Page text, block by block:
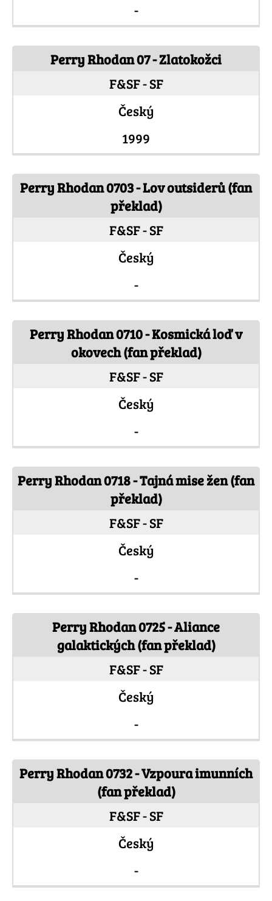
-
Perry Rhodan 07 - Zlatokožci
F&SF - SF
Český
1999
Perry Rhodan 0703 - Lov outsiderů (fan
překlad)
F&SF - SF
Český
-
Perry Rhodan 0710 - Kosmická loď v
okovech (fan překlad)
F&SF - SF
Český
-
Perry Rhodan 0718 - Tajná mise žen (fan
překlad)
F&SF - SF
Český
-
Perry Rhodan 0725 - Aliance
galaktických (fan překlad)
F&SF - SF
Český
-
Perry Rhodan 0732 - Vzpoura imunních
(fan překlad)
F&SF - SF
Český
-